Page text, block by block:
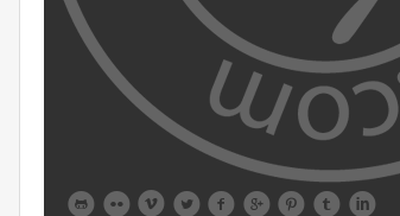
        